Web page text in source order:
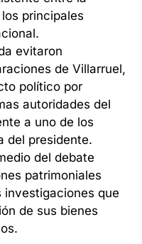
principales
evitaron
de Villarruel,
político por
autoridades del
a uno de los
del presidente.
del debate
patrimoniales
investigaciones que
de sus bienes